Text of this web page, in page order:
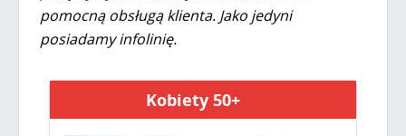
pomocną obsługą klienta. Jako jedyni
posiadamy infolinię.
Kobiety 50+